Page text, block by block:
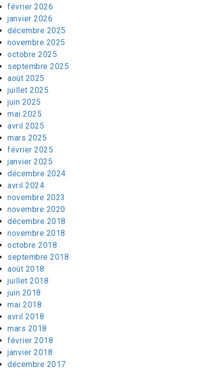
février 2026
janvier 2026
décembre 2025
novembre 2025
octobre 2025
septembre 2025
août 2025
juillet 2025
juin 2025
mai 2025
avril 2025
mars 2025
février 2025
janvier 2025
décembre 2024
avril 2024
novembre 2023
novembre 2020
décembre 2018
novembre 2018
octobre 2018
septembre 2018
août 2018
juillet 2018
juin 2018
mai 2018
avril 2018
mars 2018
février 2018
janvier 2018
décembre 2017